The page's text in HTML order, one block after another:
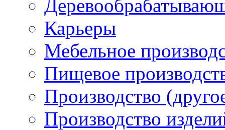
Карьеры
Мебельное
Пищевое
Производство
Производство